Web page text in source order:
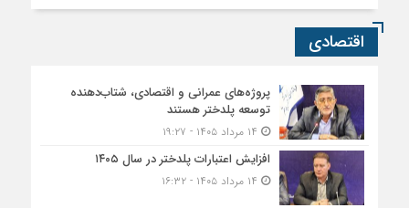
اقتصادی
پروژه‌های عمرانی و اقتصادی، شتاب‌دهنده
توسعه پلدختر هستند
افزایش اعتبارات پلدختر در سال ۱۴۰۵